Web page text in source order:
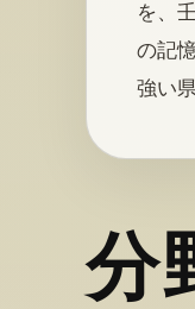
を、
の記
強い
分